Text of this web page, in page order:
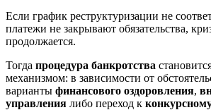
Если график реструктуризации не
платежи не закрывают обязательства,
продолжается.
Тогда процедура банкротства
механизмом: в зависимости от
варианты финансового оздоровления,
управления либо переход к